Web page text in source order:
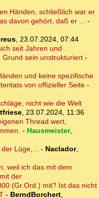
Händen, schließlich war er
davon gehört, daß er ... -
, 23.07.2024, 07:44
seit Jahren und
sein unstrukturiert -
und keine spezifische
von offizieller Seite -
nicht wie die Welt
, 23.07.2024, 11:36
Thread wert,
- Hausmeister,
Lüge,... - Naclador,
weil ich das mit dem
der
(Gr.Ord.) mit? Ist das nicht
- BerndBorchert,